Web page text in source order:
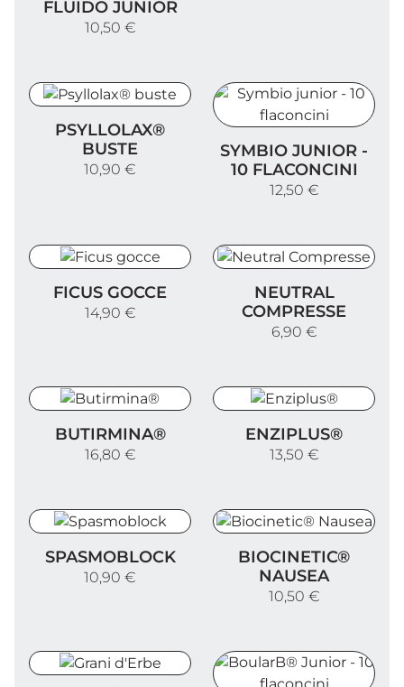
FLUIDO JUNIOR
10,50 €
PSYLLOLAX®
BUSTE
10,90 €
SYMBIO JUNIOR -
10 FLACONCINI
12,50 €
FICUS GOCCE
14,90 €
NEUTRAL
COMPRESSE
6,90 €
BUTIRMINA®
16,80 €
ENZIPLUS®
13,50 €
SPASMOBLOCK
10,90 €
BIOCINETIC®
NAUSEA
10,50 €